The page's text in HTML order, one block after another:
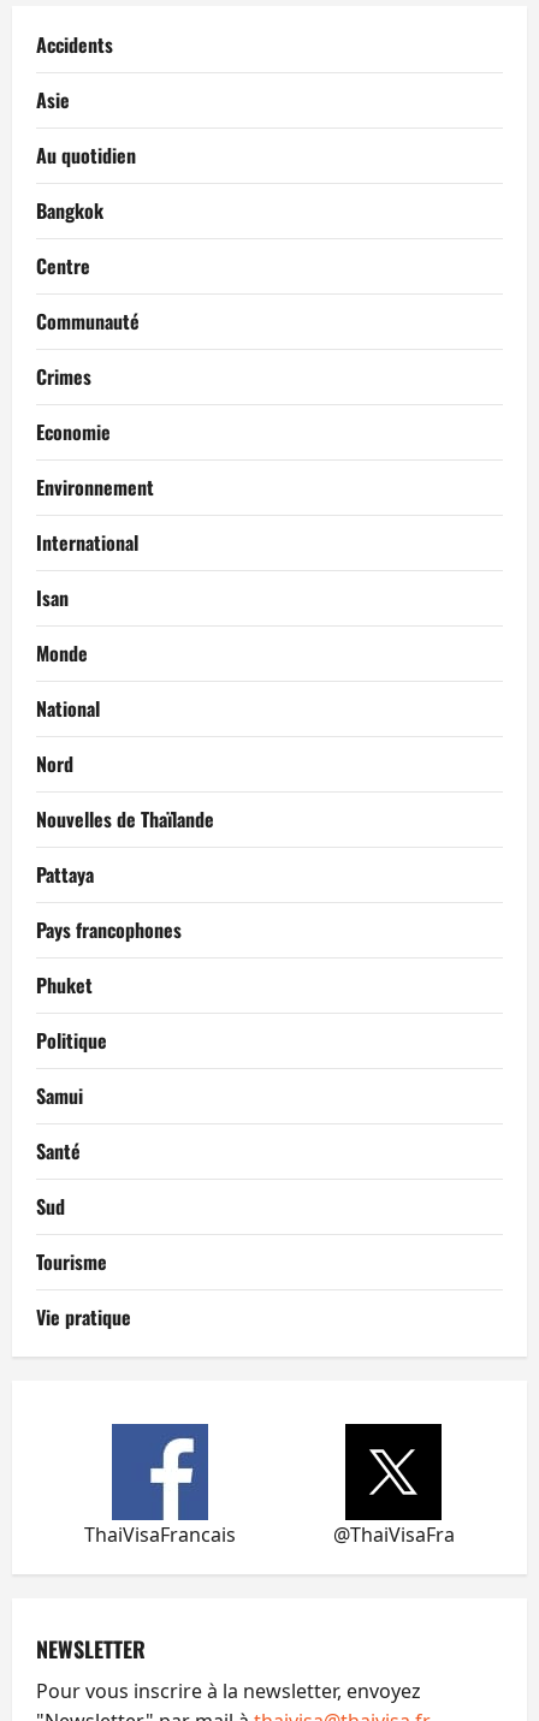
Accidents
Asie
Au quotidien
Bangkok
Centre
Communauté
Crimes
Economie
Environnement
International
Isan
Monde
National
Nord
Nouvelles de Thaïlande
Pattaya
Pays francophones
Phuket
Politique
Samui
Santé
Sud
Tourisme
Vie pratique
ThaiVisaFrancais @ThaiVisaFra
NEWSLETTER
Pour vous inscrire à la newsletter, envoyez